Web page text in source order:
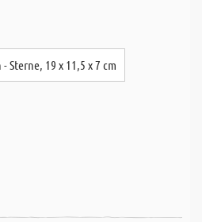
Sterne, 19 x 11,5 x 7 cm